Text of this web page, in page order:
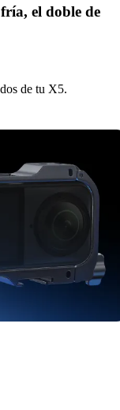
el doble de
de tu X5.